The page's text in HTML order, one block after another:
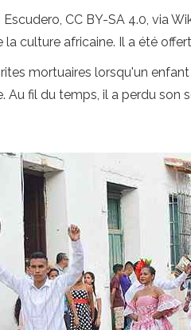
CC BY-SA 4.0, via
culture africaine. Il a été
mortuaires lorsqu'un
Au fil du temps, il a perdu